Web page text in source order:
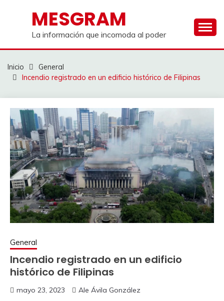
contenidoMESGRAM
La información que incomoda al poder
Inicio
General
Incendio registrado en un edificio histórico de Filipinas
General
Incendio registrado en un edificio
histórico de Filipinas
mayo 23, 2023 Ale Ávila González